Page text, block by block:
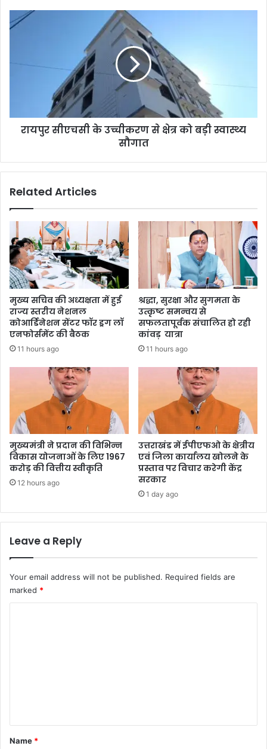
रायपुर सीएचसी के उच्चीकरण से क्षेत्र को बड़ी स्वास्थ्य
सौगात
Related Articles
मुख्य सचिव की अध्यक्षता में हुई
राज्य स्तरीय नेशनल
कोआर्डिनेशन सेंटर फॉर ड्रग लॉ
एनफोर्समेंट की बैठक
11 hours ago
श्रद्धा, सुरक्षा और सुगमता के
उत्कृष्ट समन्वय से
सफलतापूर्वक संचालित हो रही
कांवड़ यात्रा
11 hours ago
मुख्यमंत्री ने प्रदान की विभिन्न
विकास योजनाओं के लिए 1967
करोड़ की वित्तीय स्वीकृति
12 hours ago
उत्तराखंड में ईपीएफओ के क्षेत्रीय
एवं जिला कार्यालय खोलने के
प्रस्ताव पर विचार करेगी केंद्र
सरकार
1 day ago
Leave a Reply
Your email address will not be published. Required fields are
marked *
*
Name *